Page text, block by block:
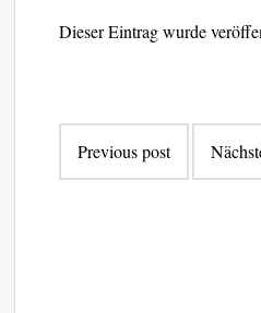
Dieser Eintrag wurde
Previous post